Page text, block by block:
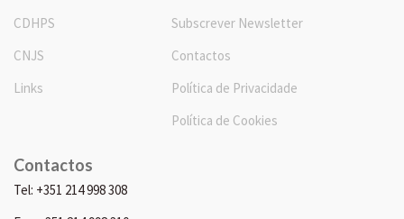
CDHPS
CNJS
Links
Subscrever Newsletter
Contactos
Política de Privacidade
Política de Cookies
Contactos
Tel: +351 214 998 308